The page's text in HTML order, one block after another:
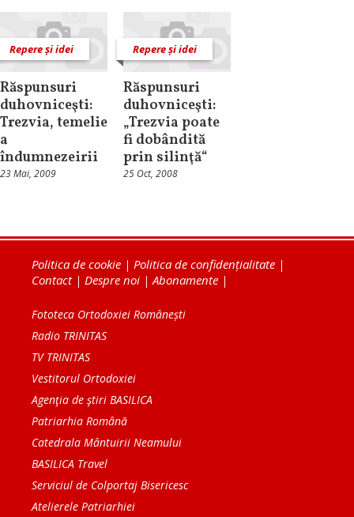
Repere și idei
Răspunsuri
duhovniceşti:
Trezvia, temelie
a
îndumnezeirii
23 Mai, 2009
Repere și idei
Răspunsuri
duhovniceşti:
„Trezvia poate
fi dobândită
prin silinţă“
25 Oct, 2008
Politica de cookie | Politica de confidențialitate |
Contact| Despre noi |Abonamente |
Fototeca Ortodoxiei Românești
Radio TRINITAS
TV TRINITAS
Vestitorul Ortodoxiei
Agenţia de ştiri BASILICA
Patriarhia Română
Catedrala Mântuirii Neamului
BASILICA Travel
Serviciul de Colportaj Bisericesc
Atelierele Patriarhiei